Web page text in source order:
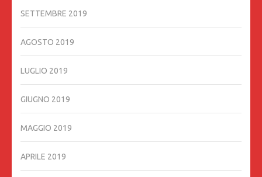
SETTEMBRE 2019
AGOSTO 2019
LUGLIO 2019
GIUGNO 2019
MAGGIO 2019
APRILE 2019